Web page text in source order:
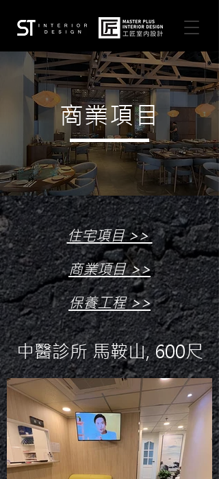
商業項目
住宅項目 >>
商業項目 >>
保養工程 >>
中醫診所 馬鞍山, 600尺